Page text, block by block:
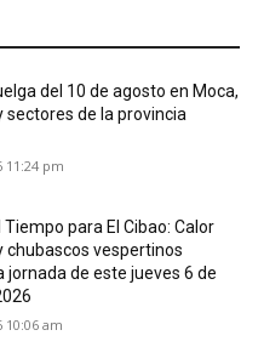
del 10 de agosto en Moca,
sectores de la provincia
11:24 pm
para El Cibao: Calor
chubascos vespertinos
jornada de este jueves 6 de
10:06 am